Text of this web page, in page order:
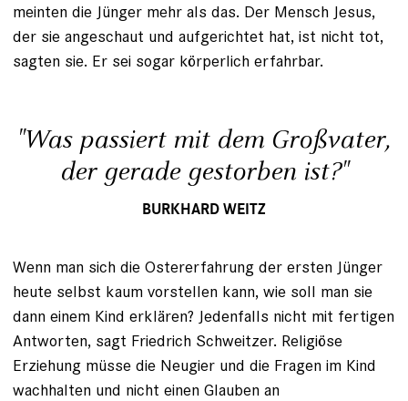
meinten die Jünger mehr als das. Der Mensch Jesus,
der sie angeschaut und aufgerichtet hat, ist nicht tot,
sagten sie. Er sei sogar körperlich erfahrbar.
"Was passiert mit dem Großvater,
der gerade gestorben ist?"
BURKHARD WEITZ
Wenn man sich die Ostererfahrung der ersten Jünger
heute selbst kaum vorstellen kann, wie soll man sie
dann einem Kind erklären? Jedenfalls nicht mit fertigen
Antworten, sagt Friedrich Schweitzer. Religiöse
Erziehung müsse die Neugier und die Fragen im Kind
wachhalten und nicht einen Glauben an